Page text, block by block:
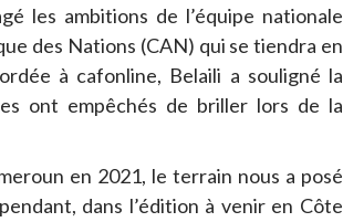
les ambitions de l’équipe nationale
des Nations (CAN) qui se tiendra en
à cafonline, Belaili a souligné la
ont empêchés de briller lors de la
en 2021, le terrain nous a posé
dans l’édition à venir en Côte